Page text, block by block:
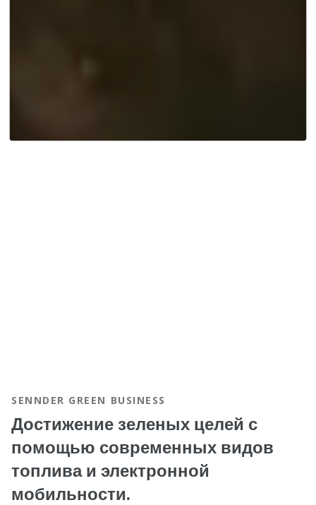
SENNDER GREEN BUSINESS
Достижение зеленых целей с
помощью современных видов
топлива и электронной
мобильности.